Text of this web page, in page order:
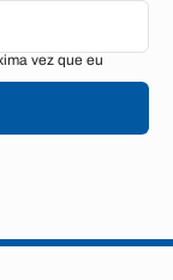
vez que eu